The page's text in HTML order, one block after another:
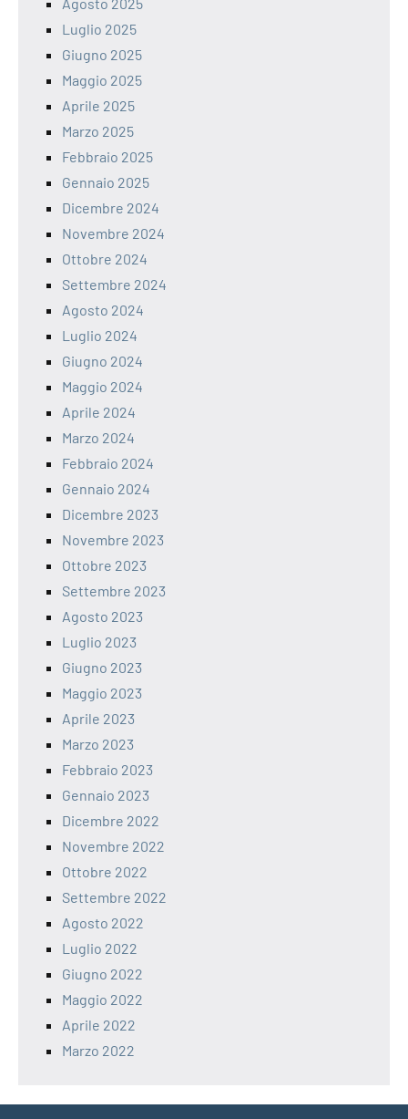
Agosto 2025
Luglio 2025
Giugno 2025
Maggio 2025
Aprile 2025
Marzo 2025
Febbraio 2025
Gennaio 2025
Dicembre 2024
Novembre 2024
Ottobre 2024
Settembre 2024
Agosto 2024
Luglio 2024
Giugno 2024
Maggio 2024
Aprile 2024
Marzo 2024
Febbraio 2024
Gennaio 2024
Dicembre 2023
Novembre 2023
Ottobre 2023
Settembre 2023
Agosto 2023
Luglio 2023
Giugno 2023
Maggio 2023
Aprile 2023
Marzo 2023
Febbraio 2023
Gennaio 2023
Dicembre 2022
Novembre 2022
Ottobre 2022
Settembre 2022
Agosto 2022
Luglio 2022
Giugno 2022
Maggio 2022
Aprile 2022
Marzo 2022